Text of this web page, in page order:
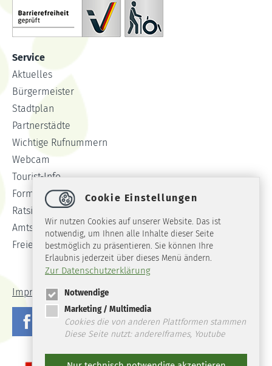
Service
Aktuelles
Bürgermeister
Stadtplan
Partnerstädte
Wichtige Rufnummern
Webcam
Tourist-Info
Formulare
Ratsinformationssystem
Amtsblatt
Freie Stellen
Impressum Datenschutz
Cookie Einstellungen
Wir nutzen Cookies auf unserer Website. Das ist
notwendig, um Ihnen alle Inhalte dieser Seite
bestmöglich zu präsentieren. Sie können Ihre
Erlaubnis jederzeit über dieses Menü ändern.
Zur Datenschutzerklärung
Notwendige
Marketing / Multimedia
Cookies die von anderen Plattformen stammen
Diese Seite nutzt: andereIframes, Youtube